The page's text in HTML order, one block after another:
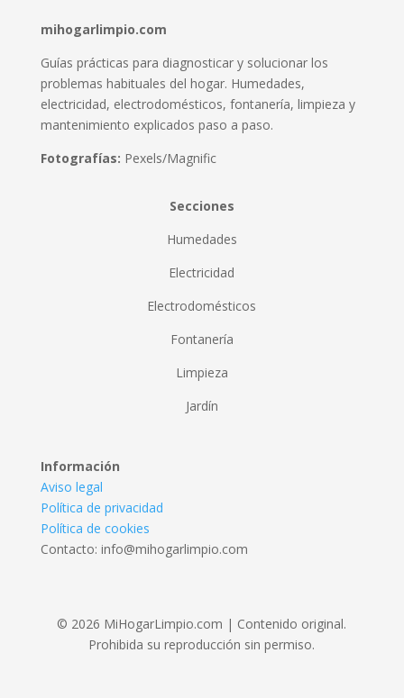
mihogarlimpio.com
Guías prácticas para diagnosticar y solucionar los
problemas habituales del hogar. Humedades,
electricidad, electrodomésticos, fontanería, limpieza y
mantenimiento explicados paso a paso.
Fotografías: Pexels/Magnific
Secciones
Humedades
Electricidad
Electrodomésticos
Fontanería
Limpieza
Jardín
Información
Aviso legal
Política de privacidad
Política de cookies
Contacto: info@mihogarlimpio.com
© 2026 MiHogarLimpio.com | Contenido original.
Prohibida su reproducción sin permiso.